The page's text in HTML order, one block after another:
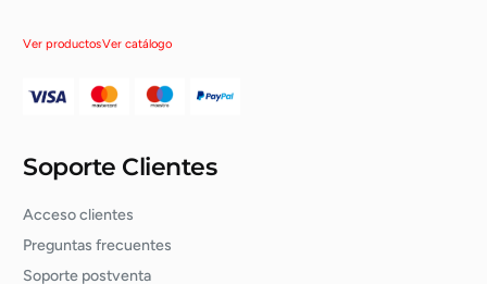
Ver productosVer catálogo
Soporte Clientes
Acceso clientes
Preguntas frecuentes
Soporte postventa